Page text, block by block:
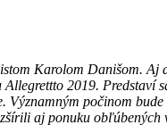
Karolom Danišom.
2019. Predstaví
počinom
aj ponuku